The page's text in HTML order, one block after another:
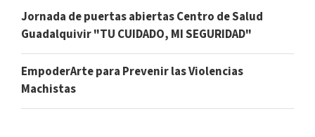
Jornada de puertas abiertas Centro de Salud
Guadalquivir "TU CUIDADO, MI SEGURIDAD"
EmpoderArte para Prevenir las Violencias
Machistas